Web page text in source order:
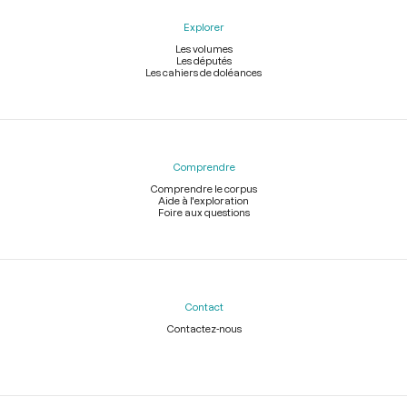
Explorer
Les volumes
Les députés
Les cahiers de doléances
Comprendre
Comprendre le corpus
Aide à l'exploration
Foire aux questions
Contact
Contactez-nous
Légal